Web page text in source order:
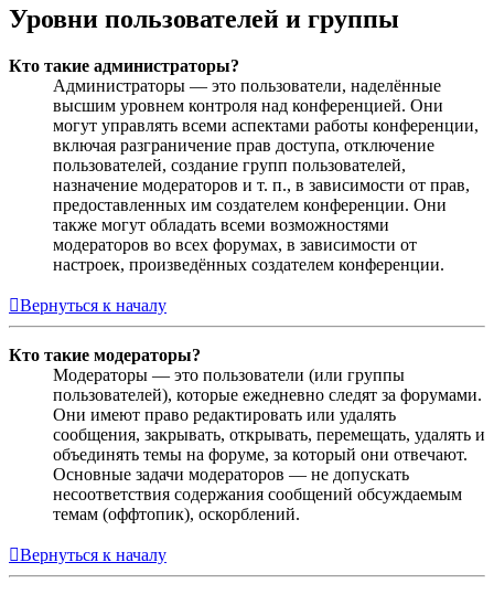
Уровни пользователей и группы
Кто такие администраторы?
Администраторы — это пользователи, наделённые
высшим уровнем контроля над конференцией. Они
могут управлять всеми аспектами работы конференции,
включая разграничение прав доступа, отключение
пользователей, создание групп пользователей,
назначение модераторов и т. п., в зависимости от прав,
предоставленных им создателем конференции. Они
также могут обладать всеми возможностями
модераторов во всех форумах, в зависимости от
настроек, произведённых создателем конференции.
Вернуться к началу
Кто такие модераторы?
Модераторы — это пользователи (или группы
пользователей), которые ежедневно следят за форумами.
Они имеют право редактировать или удалять
сообщения, закрывать, открывать, перемещать, удалять и
объединять темы на форуме, за который они отвечают.
Основные задачи модераторов — не допускать
несоответствия содержания сообщений обсуждаемым
темам (оффтопик), оскорблений.
Вернуться к началу